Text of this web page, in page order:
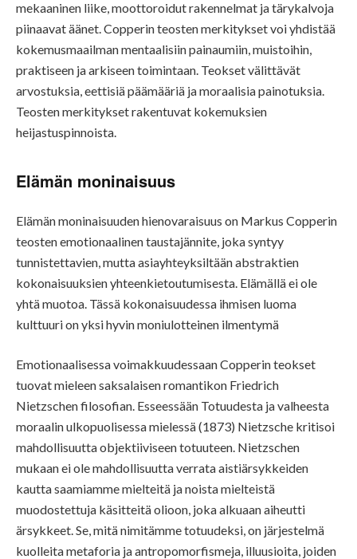
mekaaninen liike, moottoroidut rakennelmat ja tärykalvoja
piinaavat äänet. Copperin teosten merkitykset voi yhdistää
kokemusmaailman mentaalisiin painaumiin, muistoihin,
praktiseen ja arkiseen toimintaan. Teokset välittävät
arvostuksia, eettisiä päämääriä ja moraalisia painotuksia.
Teosten merkitykset rakentuvat kokemuksien
heijastuspinnoista.
Elämän moninaisuus
Elämän moninaisuuden hienovaraisuus on Markus Copperin
teosten emotionaalinen taustajännite, joka syntyy
tunnistettavien, mutta asiayhteyksiltään abstraktien
kokonaisuuksien yhteenkietoutumisesta. Elämällä ei ole
yhtä muotoa. Tässä kokonaisuudessa ihmisen luoma
kulttuuri on yksi hyvin moniulotteinen ilmentymä
Emotionaalisessa voimakkuudessaan Copperin teokset
tuovat mieleen saksalaisen romantikon Friedrich
Nietzschen filosofian. Esseessään Totuudesta ja valheesta
moraalin ulkopuolisessa mielessä (1873) Nietzsche kritisoi
mahdollisuutta objektiiviseen totuuteen. Nietzschen
mukaan ei ole mahdollisuutta verrata aistiärsykkeiden
kautta saamiamme mielteitä ja noista mielteistä
muodostettuja käsitteitä olioon, joka alkuaan aiheutti
ärsykkeet. Se, mitä nimitämme totuudeksi, on järjestelmä
kuolleita metaforia ja antropomorfismeja, illuusioita, joiden